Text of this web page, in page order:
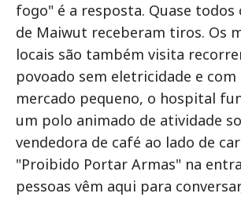
fogo" é a resposta. Quase todos
de Maiwut receberam tiros. Os
locais são também visita
povoado sem eletricidade e
mercado pequeno, o hospital
um polo animado de atividade
vendedora de café ao lado de
"Proibido Portar Armas" na
pessoas vêm aqui para